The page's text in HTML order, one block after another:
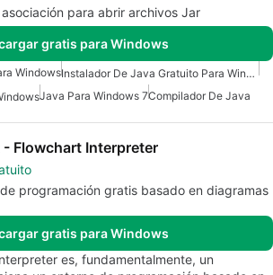
asociación para abrir archivos Jar
gratis para Windows
Windows
Instalador De Java Gratuito Para Windows
Java Para Windows 7Compilador De Java
- Flowchart Interpreter
programación gratis basado en diagramas
gratis para Windows
es, fundamentalmente, un